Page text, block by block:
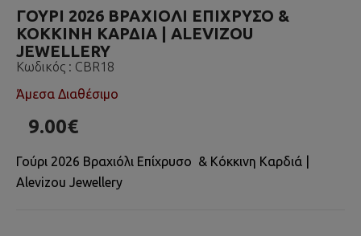
ΓΟΎΡΙ 2026 ΒΡΑΧΙΌΛΙ ΕΠΙΧΡΥΣΟ &
ΚΌΚΚΙΝΗ ΚΑΡΔΙΆ | ALEVIZOU
JEWELLERY
Κωδικός : CBR18
Άμεσα Διαθέσιμο
9.00€
Γούρι 2026 Βραχιόλι Επίχρυσο & Κόκκινη Καρδιά |
Alevizou Jewellery